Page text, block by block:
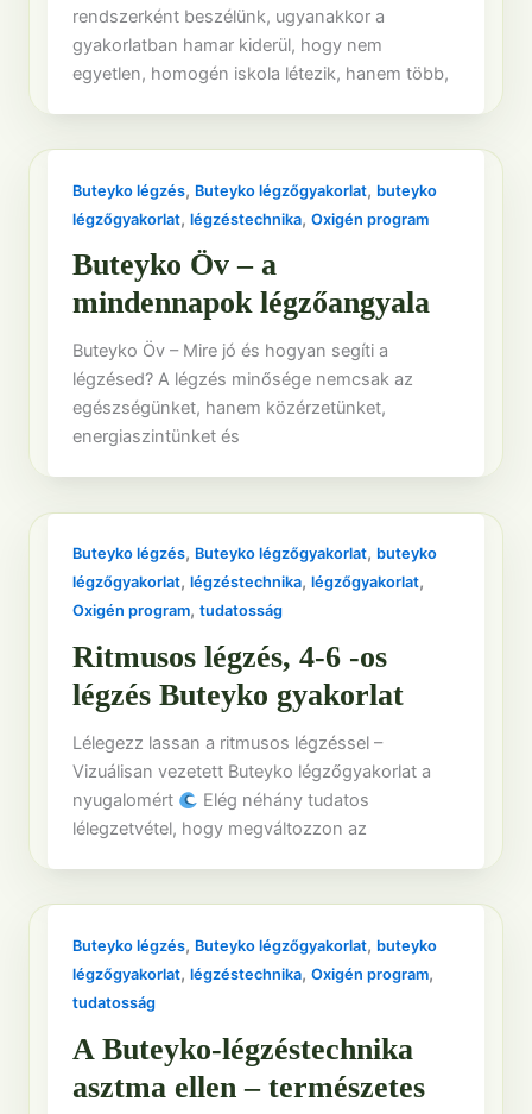
rendszerként beszélünk, ugyanakkor a
gyakorlatban hamar kiderül, hogy nem
egyetlen, homogén iskola létezik, hanem több,
Buteyko légzés, Buteyko légzőgyakorlat, buteyko
légzőgyakorlat,légzéstechnika,Oxigén program
Buteyko Öv – a
mindennapok légzőangyala
Buteyko Öv – Mire jó és hogyan segíti a
légzésed? A légzés minősége nemcsak az
egészségünket, hanem közérzetünket,
energiaszintünket és
Buteyko légzés, Buteyko légzőgyakorlat, buteyko
légzőgyakorlat,légzéstechnika,légzőgyakorlat,
Oxigén program,tudatosság
Ritmusos légzés, 4-6 -os
légzés Buteyko gyakorlat
Lélegezz lassan a ritmusos légzéssel –
Vizuálisan vezetett Buteyko légzőgyakorlat a
nyugalomért
Elég néhány tudatos
lélegzetvétel, hogy megváltozzon az
Buteyko légzés, Buteyko légzőgyakorlat, buteyko
légzőgyakorlat,légzéstechnika,Oxigén program,
tudatosság
A Buteyko-légzéstechnika
asztma ellen – természetes